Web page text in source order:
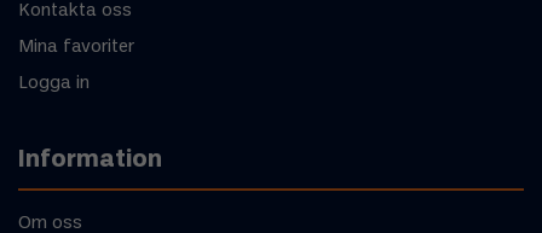
Kontakta oss
Mina favoriter
Logga in
Information
Om oss